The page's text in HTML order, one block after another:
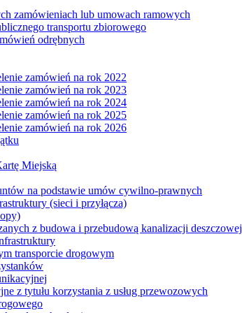
zamówieniach lub umowach ramowych
transportu zbiorowego
odrębnych
zamówień na rok 2022
zamówień na rok 2023
zamówień na rok 2024
zamówień na rok 2025
zamówień na rok 2026
Miejską
na podstawie umów cywilno-prawnych
(sieci i przyłącza)
z budowa i przebudową kanalizacji deszczowej
transporcie drogowym
z tytułu korzystania z usług przewozowych